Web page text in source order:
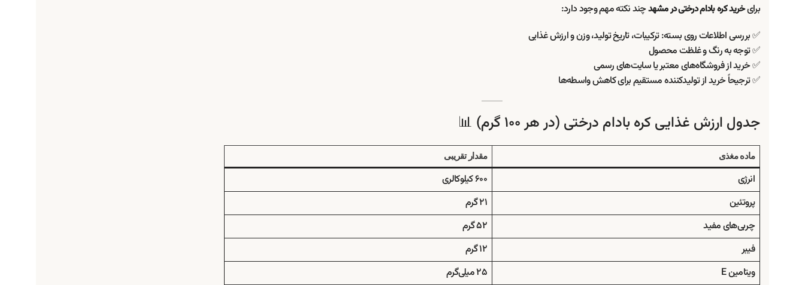
برایخرید کره بادام درختی در مشهدچند نکته مهم وجود دارد:
✅ بررسی اطلاعات روی بسته: ترکیبات، تاریخ تولید، وزن و ارزش غذایی
✅ توجه به رنگ و غلظت محصول
✅ خرید از فروشگاه‌های معتبر یا سایت‌های رسمی
✅ ترجیحاً خرید از تولیدکننده مستقیم برای کاهش واسطه‌ها
جدول ارزش غذایی کره بادام درختی (در هر ۱۰۰ گرم) 📊
ماده مغذی مقدار تقریبی
انرژی
۶۰۰ کیلوکالری
پروتئین
۲۱ گرم
چربی‌های مفید
۵۲ گرم
فیبر
۱۲ گرم
ویتامین E
۲۵ میلی‌گرم